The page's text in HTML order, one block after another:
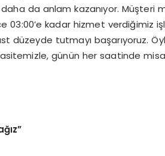
da anlam kazanıyor. Müşteri
03:00’e kadar hizmet
tutmayı başarıyoruz.
günün her saatinde
”